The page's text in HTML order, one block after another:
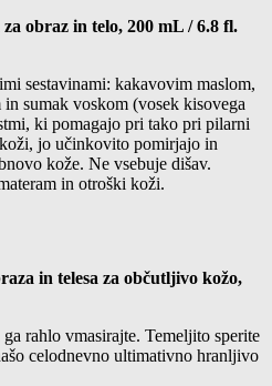
obraz in telo, 200 mL / 6.8 fl.
sestavinami: kakavovim maslom,
sumak voskom (vosek kisovega
ki pomagajo pri tako pri pilarni
jo učinkovito pomirjajo in
kože. Ne vsebuje dišav.
in otroški koži.
in telesa za občutljivo kožo,
rahlo vmasirajte. Temeljito sperite
celodnevno ultimativno hranljivo